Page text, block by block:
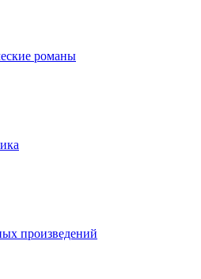
романы
произведений